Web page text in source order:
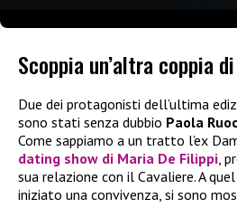
Scoppia un’altra coppia
Due dei protagonisti dell’ultima
sono stati senza dubbio Paola
Come sappiamo a un tratto l’ex
dating show di Maria De Filippi,
sua relazione con il Cavaliere. A
iniziato una convivenza, si sono